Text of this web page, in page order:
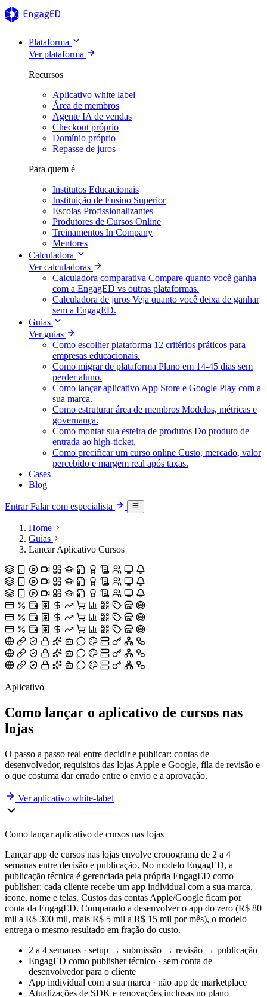
Plataforma
Ver plataforma
Recursos
Aplicativo white label
Área de membros
Agente IA de vendas
Checkout próprio
Domínio próprio
Repasse de juros
Para quem é
Institutos Educacionais
Instituição de Ensino Superior
Escolas Profissionalizantes
Produtores de Cursos Online
Treinamentos In Company
Mentores
Calculadora
Ver calculadoras
Calculadora comparativa Compare quanto você ganha
com a EngagED vs outras plataformas.
Calculadora de juros Veja quanto você deixa de ganhar
sem a EngagED.
Guias
Ver guias
Como escolher plataforma 12 critérios práticos para
empresas educacionais.
Como migrar de plataforma Plano em 14-45 dias sem
perder aluno.
Como lançar aplicativo App Store e Google Play com a
sua marca.
Como estruturar área de membros Modelos, métricas e
governança.
Como montar sua esteira de produtos Do produto de
entrada ao high-ticket.
Como precificar um curso online Custo, mercado, valor
percebido e margem real após taxas.
Cases
Blog
EntrarFalar com especialista
Home
Guias
Lancar Aplicativo Cursos
Aplicativo
Como lançar o aplicativo de cursos nas
lojas
O passo a passo real entre decidir e publicar: contas de
desenvolvedor, requisitos das lojas Apple e Google, fila de revisão e
o que costuma dar errado entre o envio e a aprovação.
Ver aplicativo white-label
Como lançar aplicativo de cursos nas lojas
Lançar app de cursos nas lojas envolve cronograma de 2 a 4
semanas entre decisão e publicação. No modelo EngagED, a
publicação técnica é gerenciada pela própria EngagED como
publisher: cada cliente recebe um app individual com a sua marca,
ícone, nome e telas. Custos das contas Apple/Google ficam por
conta da EngagED. Comparado a desenvolver o app do zero (R$ 80
mil a R$ 300 mil, mais R$ 5 mil a R$ 15 mil por mês), o modelo
entrega o mesmo resultado em fração do custo.
2 a 4 semanas · setup → submissão → revisão → publicação
EngagED como publisher técnico · sem conta de
desenvolvedor para o cliente
App individual com a sua marca · não app de marketplace
Atualizações de SDK e renovações inclusas no plano